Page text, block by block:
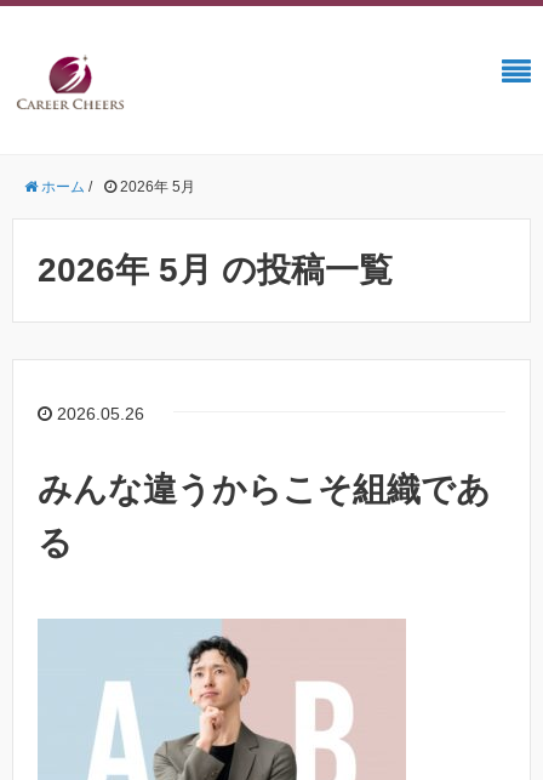
ホーム / 2026年 5月
2026年 5月 の投稿一覧
2026.05.26
みんな違うからこそ組織であ
る